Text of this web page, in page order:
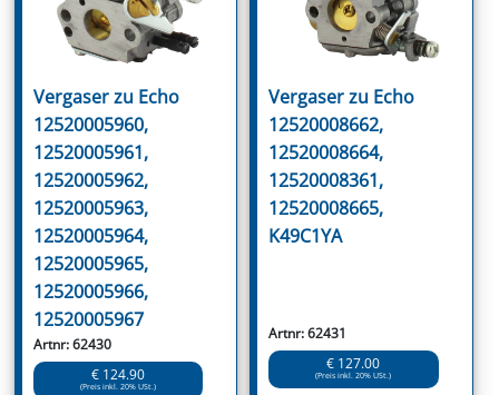
Vergaser zu Echo
12520005960,
12520005961,
12520005962,
12520005963,
12520005964,
12520005965,
12520005966,
12520005967
Artnr: 62430
€ 124.90
(Preis inkl. 20% USt.)
Vergaser zu Echo
12520008662,
12520008664,
12520008361,
12520008665,
K49C1YA
Artnr: 62431
€ 127.00
(Preis inkl. 20% USt.)